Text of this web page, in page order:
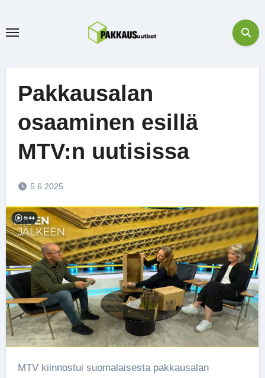
Pakkausalan
osaaminen esillä
MTV:n uutisissa
5.6.2025
MTV kiinnostui suomalaisesta pakkausalan